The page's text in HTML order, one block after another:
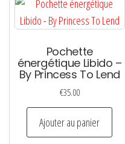
Pochette
énergétique Libido –
By Princess To Lend
€35.00
Ajouter au panier